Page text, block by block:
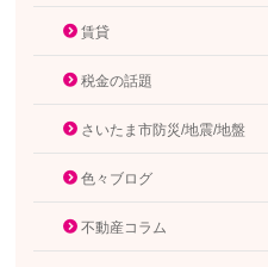
賃貸
税金の話題
さいたま市防災/地震/地盤
色々ブログ
不動産コラム